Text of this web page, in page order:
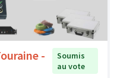
-
Soumis
au vote